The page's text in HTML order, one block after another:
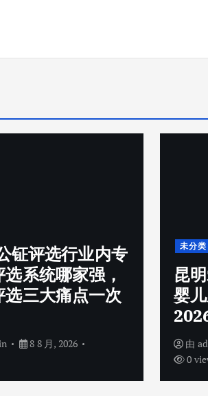
钲评选行业内专
系统哪家强，
选三大痛点一次
8 8 月, 2026
未分类
昆
婴
由
0